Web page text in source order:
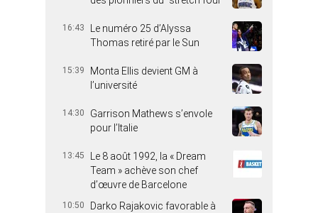
16:43
Le numéro 25 d’Alyssa
Thomas retiré par le Sun
15:39
Monta Ellis devient GM à
l’université
14:30
Garrison Mathews s’envole
pour l’Italie
13:45
Le 8 août 1992, la « Dream
Team » achève son chef
d’œuvre de Barcelone
10:50
Darko Rajakovic favorable à